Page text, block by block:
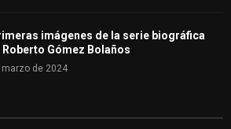
imágenes de la serie biográfica
Gómez Bolaños
marzo de 2024